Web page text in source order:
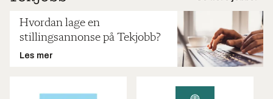
Hvordan lage en
stillingsannonse på Tekjobb?
Les mer